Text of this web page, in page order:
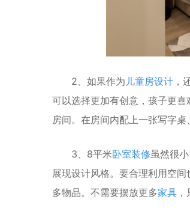
2、如果作为 儿童房设计 ，
可以选择更加有创意，孩子更
房间。在房间内配上一张写字
3、8平米卧室装修虽然很小
展现设计风格。要合理利用空间
多物品。不需要摆放更多家具